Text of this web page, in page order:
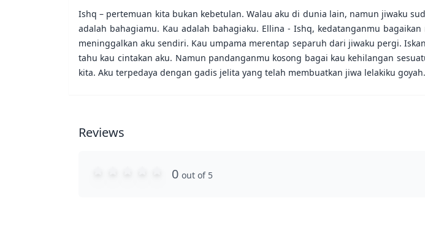
Ishq – pertemuan kita bukan kebetulan. Walau aku di dunia lain, namun jiwaku
adalah bahagiamu. Kau adalah bahagiaku. Ellina - Ishq, kedatanganmu
meninggalkan aku sendiri. Kau umpama merentap separuh dari jiwaku pergi.
tahu kau cintakan aku. Namun pandanganmu kosong bagai kau kehilangan
kita. Aku terpedaya dengan gadis jelita yang telah membuatkan jiwa lelakiku
Reviews
0 out of 5